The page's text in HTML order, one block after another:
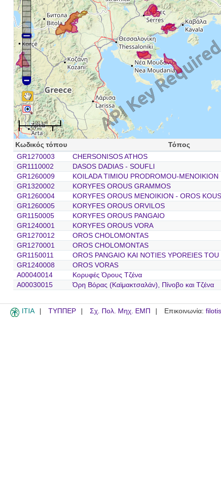
100 km
50 mi
Κωδικός τόπου
Τόπος
GR1270003
CHERSONISOS ATHOS
GR1110002
DASOS DADIAS - SOUFLI
GR1260009
KOILADA TIMIOU PRODROMOU-MENOIKION
GR1320002
KORYFES OROUS GRAMMOS
GR1260004
KORYFES OROUS MENOIKION - OROS
GR1260005
KORYFES OROUS ORVILOS
GR1150005
KORYFES OROUS PANGAIO
GR1240001
KORYFES OROUS VORA
GR1270012
OROS CHOLOMONTAS
GR1270001
OROS CHOLOMONTAS
GR1150011
OROS PANGAIO KAI NOTIES YPOREIES TOU
GR1240008
OROS VORAS
A00040014
Κορυφές Όρους Τζένα
A00030015
Όρη Βόρας (Καϊμακτσαλάν), Πίνοβο και Τζένα
ITIA ΤΥΠΠΕΡ Σχ. Πολ. Μηχ. ΕΜΠ Επικοινωνία: